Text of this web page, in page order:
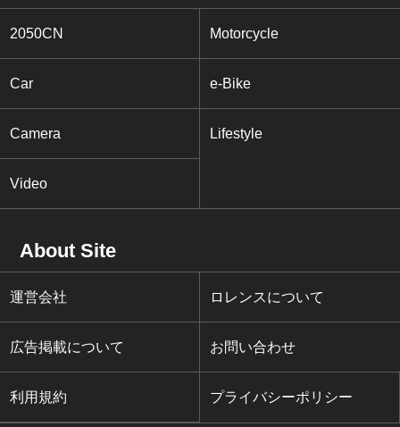
2050CN Motorcycle
Car e-Bike
Camera Lifestyle
Video
About Site
運営会社 ロレンスについて
広告掲載について お問い合わせ
利用規約 プライバシーポリシー